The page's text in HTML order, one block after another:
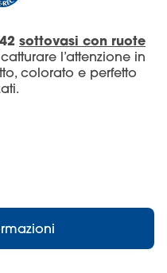
42 sottovasi con ruote
l’attenzione in
colorato e perfetto